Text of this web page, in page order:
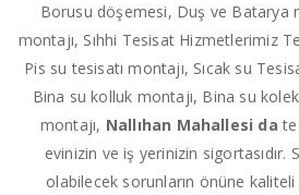
Borusu döşemesi, Duş ve Batarya
montajı, Sıhhi Tesisat Hizmetlerimiz
Pis su tesisatı montajı, Sıcak su
Bina su kolluk montajı, Bina su
montajı, Nallıhan Mahallesi da
evinizin ve iş yerinizin sigortasıdır.
olabilecek sorunların önüne